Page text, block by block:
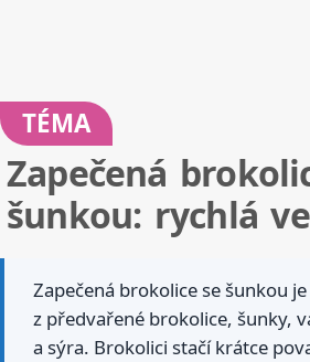
TÉMA
Zapečená
šunkou: rychlá
Zapečená brokolice se šunkou
z předvařené brokolice, šunky,
a sýra. Brokolici stačí krátce